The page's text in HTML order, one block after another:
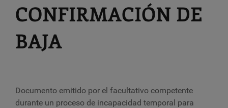
CONFIRMACIÓN DE
BAJA
Documento emitido por el facultativo competente
durante un proceso de incapacidad temporal para